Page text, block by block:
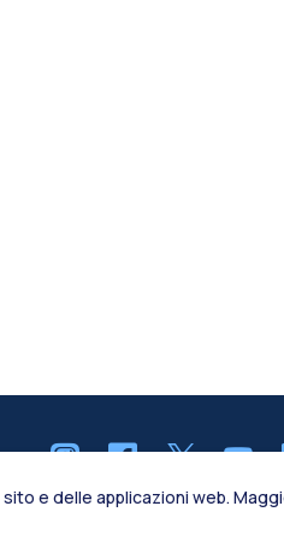
e delle applicazioni web.